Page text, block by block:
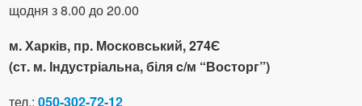
щодня з 8.00 до 20.00
м. Харків, пр. Московський, 274Є
(ст. м. Індустріальна, біля c/м “Восторг”)
тел.: 050-302-72-12